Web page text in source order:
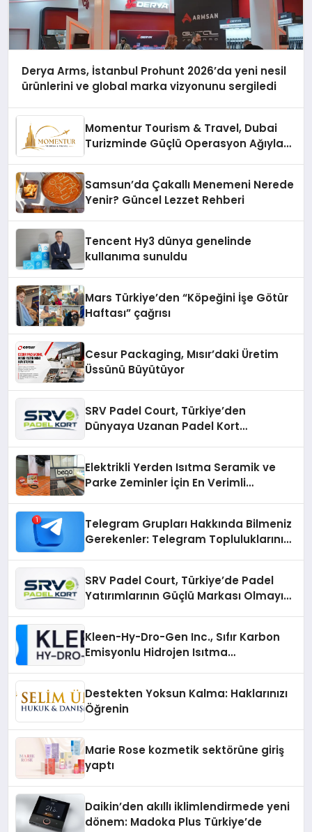
Derya Arms, İstanbul Prohunt 2026’da yeni nesil
ürünlerini ve global marka vizyonunu sergiledi
Momentur Tourism & Travel, Dubai
Turizminde Güçlü Operasyon Ağıyla
Samsun’da Çakallı Menemeni Nerede
Yenir? Güncel Lezzet Rehberi
Tencent Hy3 dünya genelinde
kullanıma sunuldu
Mars Türkiye’den “Köpeğini İşe Götür
Haftası” çağrısı
Cesur Packaging, Mısır’daki Üretim
Üssünü Büyütüyor
SRV Padel Court, Türkiye’den
Dünyaya Uzanan Padel Kort
Elektrikli Yerden Isıtma Seramik ve
Parke Zeminler İçin En Verimli
Telegram Grupları Hakkında Bilmeniz
Gerekenler: Telegram Topluluklarını
SRV Padel Court, Türkiye’de Padel
Yatırımlarının Güçlü Markası Olmayı
Kleen-Hy-Dro-Gen Inc., Sıfır Karbon
Emisyonlu Hidrojen Isıtma
Destekten Yoksun Kalma: Haklarınızı
Öğrenin
Marie Rose kozmetik sektörüne giriş
yaptı
Daikin’den akıllı iklimlendirmede yeni
dönem: Madoka Plus Türkiye’de